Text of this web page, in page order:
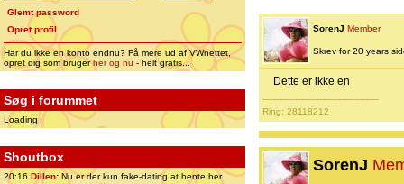
Glemt password
Opret profil
Har du ikke en konto endnu? Få mere ud af VWnettet,
opret dig som brugerher og nu - helt gratis...
Søg i forummet
Loading
Shoutbox
20:16 Dillen: Nu er der kun fake-dating at hente her.
SorenJ Member
Skrev for 20 years
Dette er ikke en
-------------------------------------------
Ring: 28118212
SorenJ